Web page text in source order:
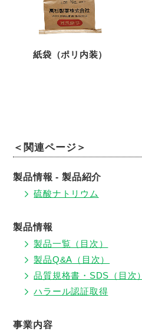
紙袋（ポリ内装）
＜関連ページ＞
製品情報 - 製品紹介
硫酸ナトリウム
製品情報
製品一覧（目次）
製品Q&A（目次）
品質規格書・SDS（目次）
ハラール認証取得
事業内容